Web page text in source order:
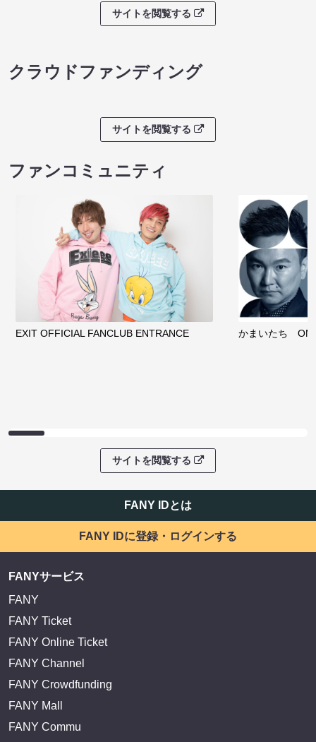
サイトを閲覧する
クラウドファンディング
サイトを閲覧する
ファンコミュニティ
EXIT OFFICIAL FANCLUB ENTRANCE かまいたち
サイトを閲覧する
FANY IDとは
FANY IDに登録・ログインする
FANYサービス
FANY
FANY Ticket
FANY Online Ticket
FANY Channel
FANY Crowdfunding
FANY Mall
FANY Commu